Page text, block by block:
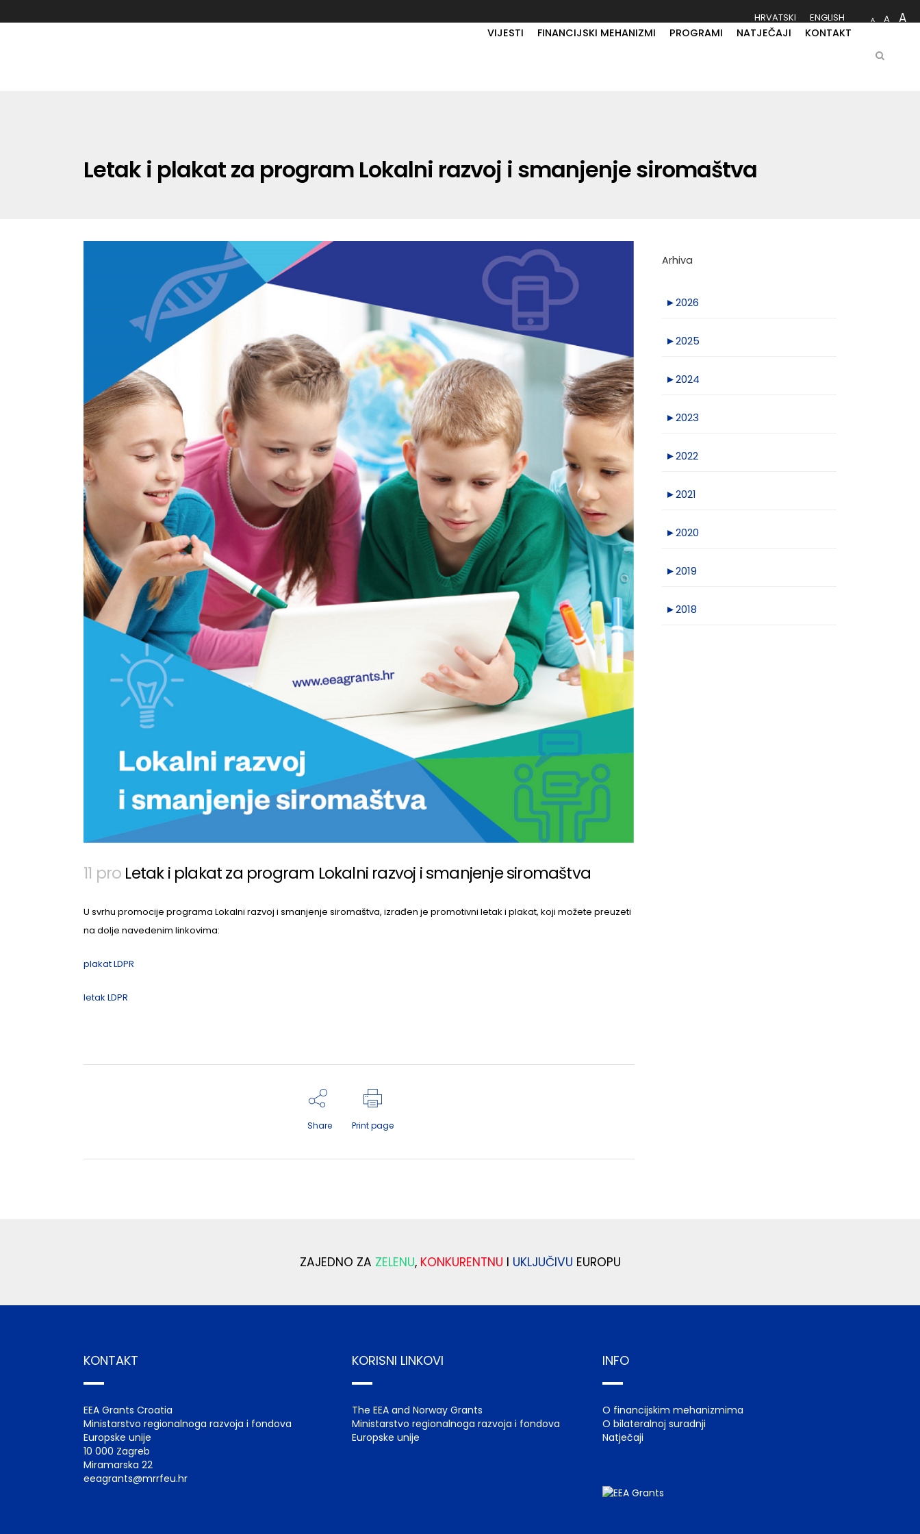
HRVATSKI ENGLISH A A A
VIJESTI FINANCIJSKI MEHANIZMI PROGRAMI NATJEČAJI KONTAKT
Letak i plakat za program Lokalni razvoj i smanjenje siromaštva
11 pro Letak i plakat za program Lokalni razvoj i smanjenje siromaštva
U svrhu promocije programa Lokalni razvoj i smanjenje siromaštva, izrađen je promotivni letak i plakat, koji možete preuzeti
na dolje navedenim linkovima:
plakat LDPR
letak LDPR
Share Print page
Arhiva
►2026
►2025
►2024
►2023
►2022
►2021
►2020
►2019
►2018
ZAJEDNO ZA ZELENU, KONKURENTNU I UKLJUČIVU EUROPU
KONTAKT
EEA Grants Croatia
Ministarstvo regionalnoga razvoja i fondova
Europske unije
10 000 Zagreb
Miramarska 22
eeagrants@mrrfeu.hr
KORISNI LINKOVI
The EEA and Norway Grants
Ministarstvo regionalnoga razvoja i fondova
Europske unije
INFO
O financijskim mehanizmima
O bilateralnoj suradnji
Natječaji